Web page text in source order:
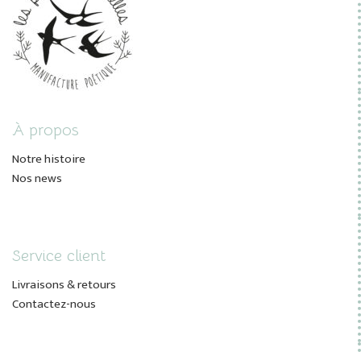
À propos
Notre histoire
Nos news
Service client
Livraisons & retours
Contactez-nous